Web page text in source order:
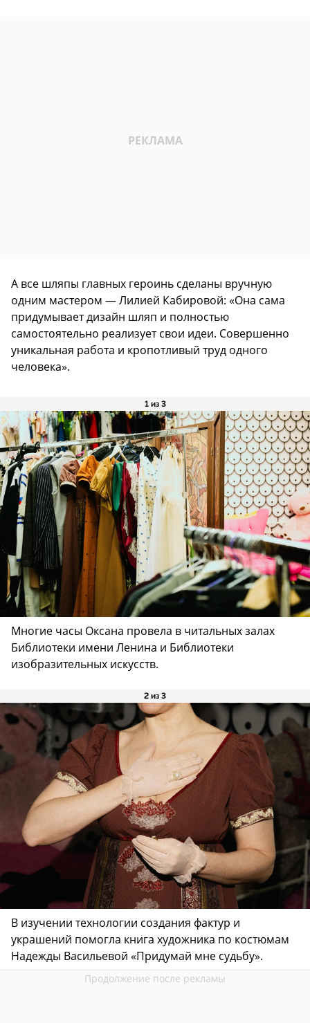
А все шляпы главных героинь сделаны вручную
одним мастером — Лилией Кабировой: «Она сама
придумывает дизайн шляп и полностью
самостоятельно реализует свои идеи. Совершенно
уникальная работа и кропотливый труд одного
человека».
1 из 3
Многие часы Оксана провела в читальных залах
Библиотеки имени Ленина и Библиотеки
изобразительных искусств.
2 из 3
В изучении технологии создания фактур и
украшений помогла книга художника по костюмам
Надежды Васильевой «Придумай мне судьбу».